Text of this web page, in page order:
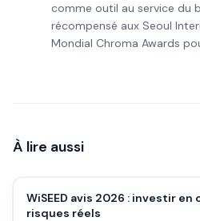
comme outil au service du
récompensé aux Seoul
Mondial Chroma Awards
À lire aussi
WiSEED avis 2026 : investir
risques réels